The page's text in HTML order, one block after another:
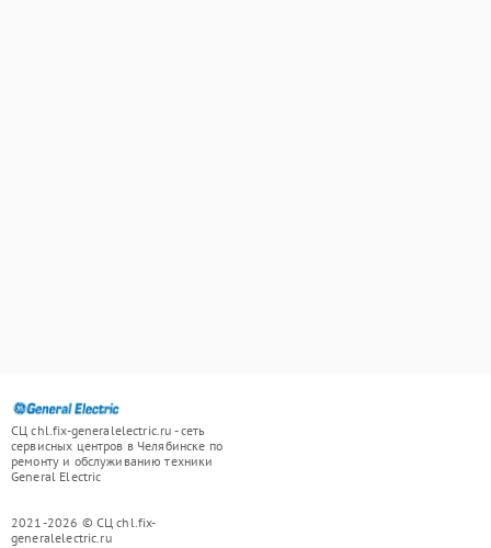
СЦ chl.fix-generalelectric.ru - сеть
сервисных центров в Челябинске по
ремонту и обслуживанию техники
General Electric
2021-2026 © СЦ chl.fix-
generalelectric.ru